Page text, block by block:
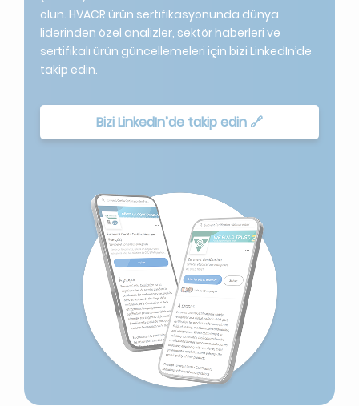
olun. HVACR ürün sertifikasyonunda dünya
liderinden özel analizler, sektör haberleri ve
sertifikalı ürün güncellemeleri için bizi LinkedIn’de
takip edin.
Bizi LinkedIn’de takip edin 🔗